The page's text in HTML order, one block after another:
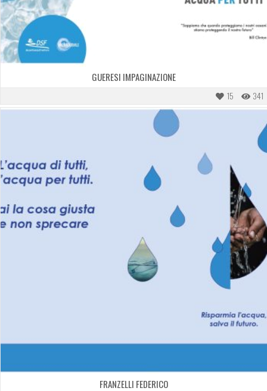
GUERESI IMPAGINAZIONE
341
15
FRANZELLI FEDERICO